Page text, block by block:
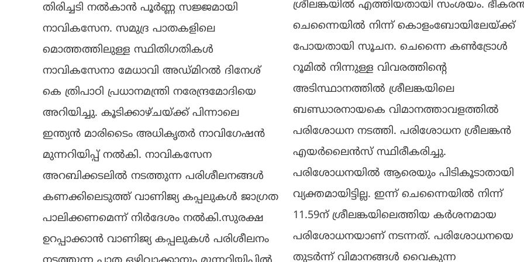
തിരിച്ചടി നൽകാൻ പൂർണ്ണ സജ്ജമായി
നാവികസേന. സമുദ്ര പാതകളിലെ
മൊത്തത്തിലുള്ള സ്ഥിതിഗതികൾ
നാവികസേനാ മേധാവി അഡ്മിറൽ ദിനേശ്
കെ ത്രിപാഠി പ്രധാനമന്ത്രി നരേന്ദ്രമോദിയെ
അറിയിച്ചു. കൂടിക്കാഴ്ചയ്ക്ക് പിന്നാലെ
ഇന്ത്യൻ മാരിടൈം അധികൃതർ നാവിഗേഷൻ
മുന്നറിയിപ്പ് നൽകി. നാവികസേന
അറബിക്കടലിൽ നടത്തുന്ന പരിശീലനങ്ങൾ
കണക്കിലെടുത്ത് വാണിജ്യ കപ്പലുകൾ ജാഗ്രത
പാലിക്കണമെന്ന് നിർദേശം നൽകി.സുരക്ഷ
ഉറപ്പാക്കാൻ വാണിജ്യ കപ്പലുകൾ പരിശീലനം
ശ്രീലങ്കയിൽ എത്തിയതായി സംശയം.
ചെന്നൈയിൽ നിന്ന് കൊളംബോയിലേയ്ക്ക്
പോയതായി സൂചന. ചെന്നൈ കൺട്രോൾ
റൂമിൽ നിന്നുള്ള വിവരത്തിന്റെ
അടിസ്ഥാനത്തിൽ ശ്രീലങ്കയിലെ
ബണ്ഡാരനായകെ വിമാനത്താവളത്തിൽ
പരിശോധന നടത്തി. പരിശോധന ശ്രീലങ്കൻ
എയർലൈൻസ് സ്ഥിരീകരിച്ചു.
പരിശോധനയിൽ ആരെയും പിടികൂടാതായി
വ്യക്തമായിട്ടില്ല. ഇന്ന് ചെന്നൈയിൽ നിന്ന്
11.59ന് ശ്രീലങ്കയിലെത്തിയ കർശനമായ
പരിശോധനയാണ് നടന്നത്. പരിശോധനയെ
തുടർന്ന് വിമാനങ്ങൾ വൈകുന്ന